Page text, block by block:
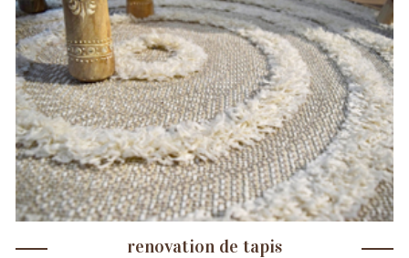
renovation de tapis